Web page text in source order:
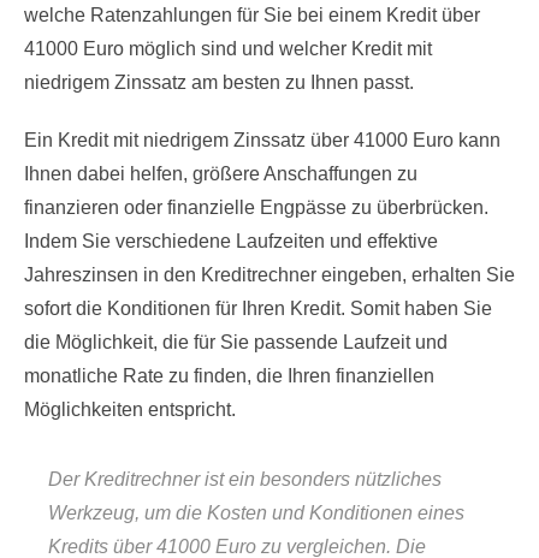
welche Ratenzahlungen für Sie bei einem Kredit über
41000 Euro möglich sind und welcher Kredit mit
niedrigem Zinssatz am besten zu Ihnen passt.
Ein Kredit mit niedrigem Zinssatz über 41000 Euro kann
Ihnen dabei helfen, größere Anschaffungen zu
finanzieren oder finanzielle Engpässe zu überbrücken.
Indem Sie verschiedene Laufzeiten und effektive
Jahreszinsen in den Kreditrechner eingeben, erhalten Sie
sofort die Konditionen für Ihren Kredit. Somit haben Sie
die Möglichkeit, die für Sie passende Laufzeit und
monatliche Rate zu finden, die Ihren finanziellen
Möglichkeiten entspricht.
Der Kreditrechner ist ein besonders nützliches
Werkzeug, um die Kosten und Konditionen eines
Kredits über 41000 Euro zu vergleichen. Die